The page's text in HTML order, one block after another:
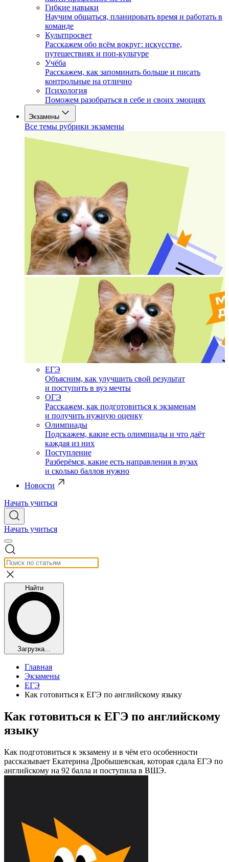
Гибкие навыки
Научим общаться, планировать время и работать в
команде
Культпросвет
Расскажем обо всём вокруг: искусстве,
путешествиях и поп-культуре
Учёба
Расскажем, как запоминать больше и писать
контрольные на отлично
Психология
Поможем разобраться в себе и своих эмоциях
Экзамены
Все темы рубрики экзамены
ЕГЭ
Объясним, как улучшить свой результат
и поступить в вуз мечты
ОГЭ
Расскажем, как подготовиться к экзаменам
и получить нужную оценку
Олимпиады
Подскажем, какие есть олимпиады и что даёт
каждая из них
Поступление
Разберёмся, какие есть направления в вузах
и сколько баллов нужно
Новости
Начать учиться
Начать учиться
Найти
Загрузка...
Главная
Экзамены
ЕГЭ
Как готовиться к ЕГЭ по английскому языку
Как готовиться к ЕГЭ по английскому
языку
Как подготовиться к экзамену и в чём его особенности
рассказывает Екатерина Дробышевская, которая сдала ЕГЭ по
английскому на 92 балла и поступила в ВШЭ.